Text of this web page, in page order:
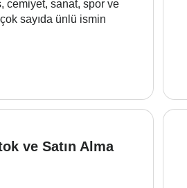
cemiyet, sanat, spor ve
sayıda ünlü ismin
ve Satın Alma